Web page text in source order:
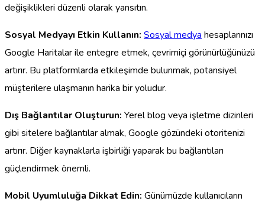
değişiklikleri düzenli olarak yansıtın.
Sosyal Medyayı Etkin Kullanın: Sosyal medya hesaplarınızı
Google Haritalar ile entegre etmek, çevrimiçi görünürlüğünüzü
artırır. Bu platformlarda etkileşimde bulunmak, potansiyel
müşterilere ulaşmanın harika bir yoludur.
Dış Bağlantılar Oluşturun: Yerel blog veya işletme dizinleri
gibi sitelere bağlantılar almak, Google gözündeki otoritenizi
artırır. Diğer kaynaklarla işbirliği yaparak bu bağlantıları
güçlendirmek önemli.
Mobil Uyumluluğa Dikkat Edin: Günümüzde kullanıcıların